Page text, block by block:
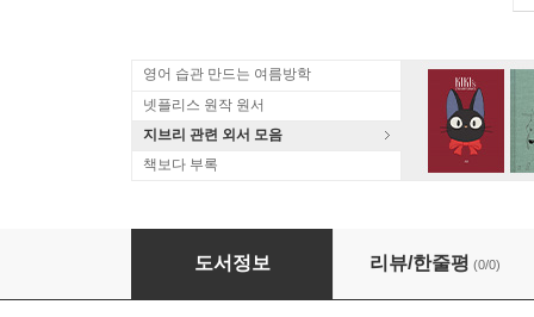
영어 습관 만드는 여름방학
넷플리스 원작 원서
지브리 관련 외서 모음
책보다 부록
The Rules to Love: Relationships of Love,
도서정보 리뷰/한줄평 (0/0)